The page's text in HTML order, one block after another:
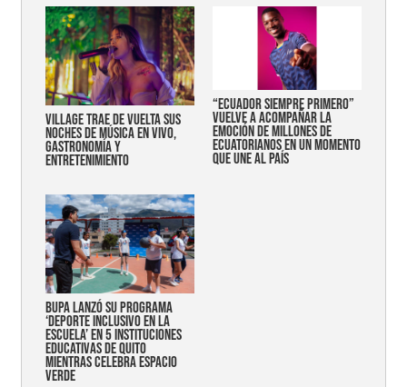
Village trae de vuelta sus
noches de música en vivo,
gastronomía y
entretenimiento
“Ecuador siempre primero”
vuelve a acompañar la
emoción de millones de
ecuatorianos en un momento
que une al país
Bupa lanzó su programa
‘Deporte Inclusivo en la
Escuela’ en 5 instituciones
educativas de Quito
mientras celebra espacio
verde